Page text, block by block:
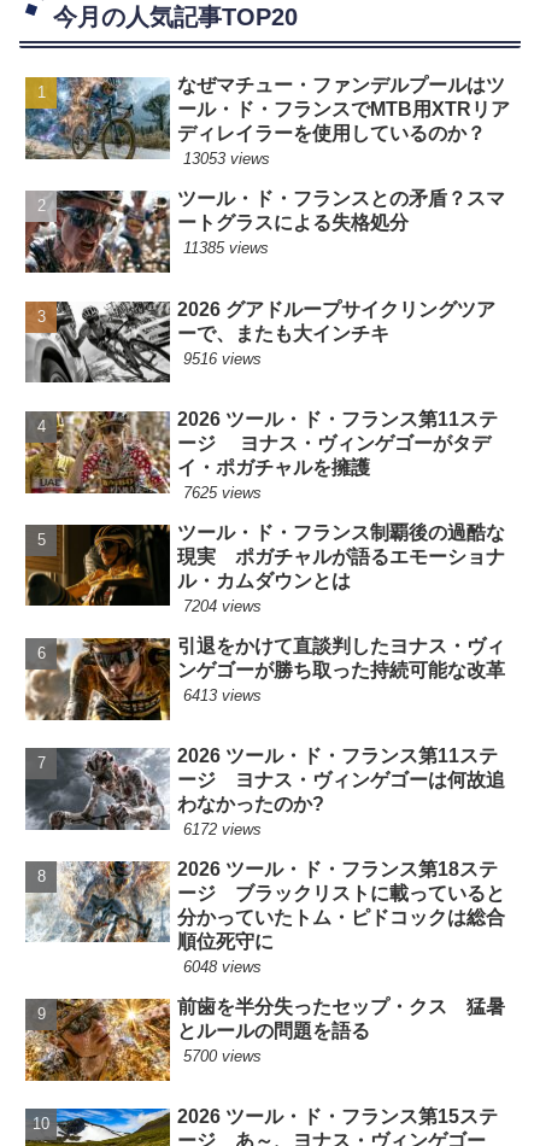
今月の人気記事TOP20
なぜマチュー・ファンデルプールはツ
ール・ド・フランスでMTB用XTRリア
ディレイラーを使用しているのか？
13053 views
ツール・ド・フランスとの矛盾？スマ
ートグラスによる失格処分
11385 views
2026 グアドループサイクリングツア
ーで、またも大インチキ
9516 views
2026 ツール・ド・フランス第11ステ
ージ ヨナス・ヴィンゲゴーがタデ
イ・ポガチャルを擁護
7625 views
ツール・ド・フランス制覇後の過酷な
現実 ポガチャルが語るエモーショナ
ル・カムダウンとは
7204 views
引退をかけて直談判したヨナス・ヴィ
ンゲゴーが勝ち取った持続可能な改革
6413 views
2026 ツール・ド・フランス第11ステ
ージ ヨナス・ヴィンゲゴーは何故追
わなかったのか?
6172 views
2026 ツール・ド・フランス第18ステ
ージ ブラックリストに載っていると
分かっていたトム・ピドコックは総合
順位死守に
6048 views
前歯を半分失ったセップ・クス 猛暑
とルールの問題を語る
5700 views
2026 ツール・ド・フランス第15ステ
ージ あ～、ヨナス・ヴィンゲゴー